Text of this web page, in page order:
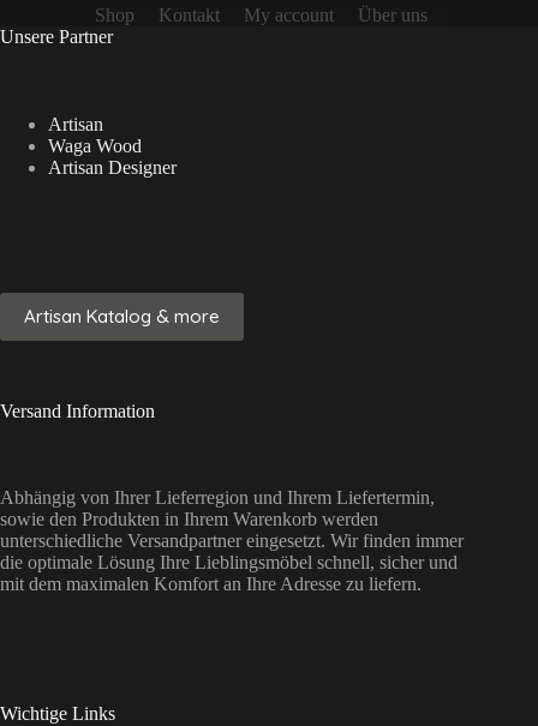
Shop Kontakt My account
Über uns
Unsere Partner
Artisan
Waga Wood
Artisan Designer
Artisan Katalog & more
Versand Information
Abhängig von Ihrer Lieferregion und Ihrem Liefertermin,
sowie den Produkten in Ihrem Warenkorb werden
unterschiedliche Versandpartner eingesetzt. Wir finden immer
die optimale Lösung Ihre Lieblingsmöbel schnell, sicher und
mit dem maximalen Komfort an Ihre Adresse zu liefern.
Wichtige Links